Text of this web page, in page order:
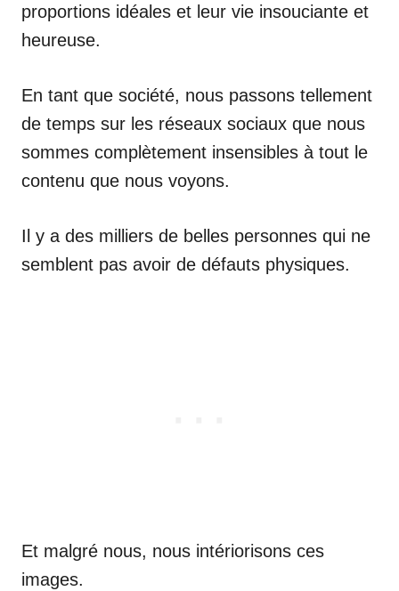
proportions idéales et leur vie insouciante et
heureuse.
En tant que société, nous passons tellement
de temps sur les réseaux sociaux que nous
sommes complètement insensibles à tout le
contenu que nous voyons.
Il y a des milliers de belles personnes qui ne
semblent pas avoir de défauts physiques.
Et malgré nous, nous intériorisons ces
images.